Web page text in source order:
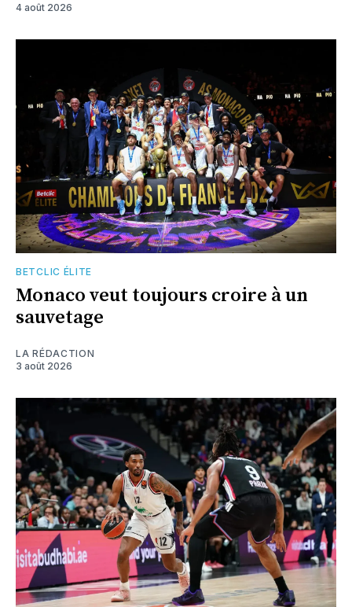
4 août 2026
BETCLIC ÉLITE
Monaco veut toujours croire à un
sauvetage
LA RÉDACTION
3 août 2026